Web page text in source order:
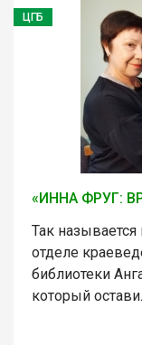
ЦГБ
«ИННА ФРУГ:
Так называется
отделе
библиотеки
который